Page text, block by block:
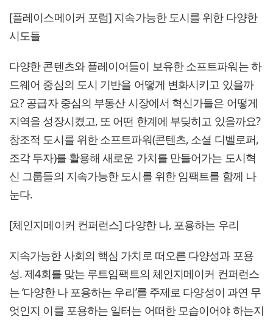
[플레이스메이커 포럼] 지속가능한 도시를 위한 다양한
시도들
다양한 콘텐츠와 플레이어들이 보유한 소프트파워는 하
드웨어 중심의 도시 기반을 어떻게 변화시키고 있을까
요? 공급자 중심의 부동산 시장에서 혁신가들은 어떻게
지역을 성장시켰고, 또 어떤 한계에 부딪히고 있을까요?
창조적 도시를 위한 소프트파워(콘텐츠, 소셜 디벨로퍼,
조각 투자)를 활용해 새로운 가치를 만들어가는 도시혁
신 그룹들의 지속가능한 도시를 위한 임팩트를 함께 나
눈다.
[체인지메이커 컨퍼런스] 다양한 나, 포용하는 우리
지속가능한 사회의 핵심 가치로 떠오른 다양성과 포용
성. 제4회를 맞는 루트임팩트의 체인지메이커 컨퍼런스
는 ‘다양한 나 포용하는 우리’를 주제로 다양성이 과연 무
엇인지 이를 포용하는 일터는 어떠한 모습이어야 하는지